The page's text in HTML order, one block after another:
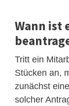
Wann ist
Tritt ein
Stücken an,
zunächst
solcher